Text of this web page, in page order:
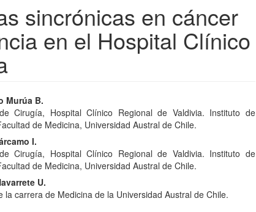
sincrónicas en cáncer
en el Hospital Clínico
Murúa B.
Cirugía, Hospital Clínico Regional de Valdivia. Instituto de
de Medicina, Universidad Austral de Chile.
I.
Cirugía, Hospital Clínico Regional de Valdivia. Instituto de
de Medicina, Universidad Austral de Chile.
U.
la carrera de Medicina de la Universidad Austral de Chile.